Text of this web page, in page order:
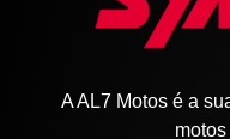
A AL7 Motos é a